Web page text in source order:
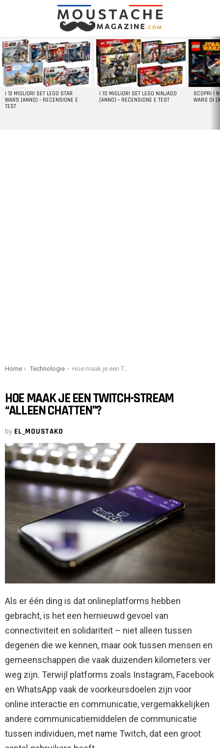
LATEST
STORIES
I 13 MIGLIORI SET LEGO STAR
WARS [ANNO] – RECENSIONE E
TEST
I 10 MIGLIORI SET LEGO NINJAGO
[ANNO] – RECENSIONE E TEST
SCOPRI I
WARS DI
You are here:
Home Technologie Hoe maak je een Twitch-stream “Alleen chatten”?
HOE MAAK JE EEN TWITCH-STREAM
“ALLEEN CHATTEN”?
by EL_MOUSTAKO
Als er één ding is dat onlineplatforms hebben
gebracht, is het een hernieuwd gevoel van
connectiviteit en solidariteit – niet alleen tussen
degenen die we kennen, maar ook tussen mensen en
gemeenschappen die vaak duizenden kilometers ver
weg zijn. Terwijl platforms zoals Instagram, Facebook
en WhatsApp vaak de voorkeursdoelen zijn voor
online interactie en communicatie, vergemakkelijken
andere communicatiemiddelen de communicatie
tussen individuen, met name Twitch, dat een groot